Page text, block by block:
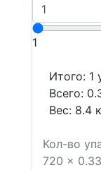
1
Итого: 1
Всего:
Вес: 8.4
Кол-во
720 x 0.33